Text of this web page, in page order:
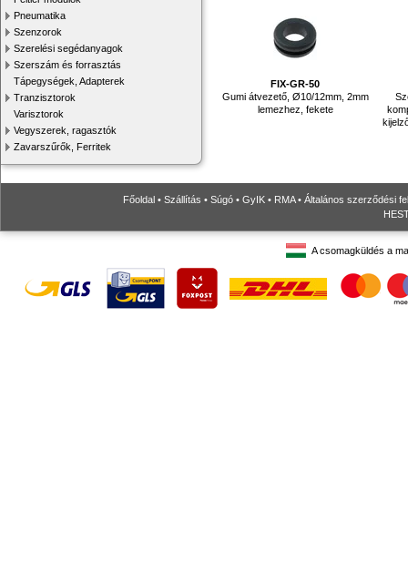
Pneumatika
Szenzorok
Szerelési segédanyagok
Szerszám és forrasztás
Tápegységek, Adapterek
Tranzisztorok
Varisztorok
Vegyszerek, ragasztók
Zavarszűrők, Ferritek
FIX-GR-50
Gumi átvezető, Ø10/12mm, 2mm
lemezhez, fekete
Főoldal • Szállítás • Súgó • GyIK • RMA• Általános szerződési
A csomagküldés a